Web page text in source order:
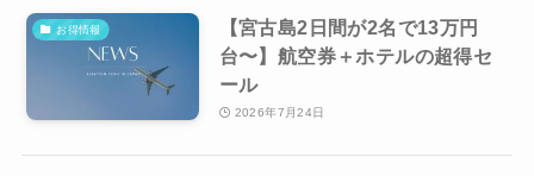
お得情報
【宮古島2日間が2名で13万円
台〜】航空券＋ホテルの超得セ
ール
2026年7月24日